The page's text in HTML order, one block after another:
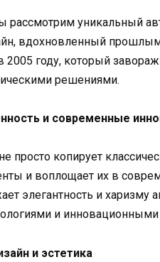
рассмотрим уникальный
вдохновленный
2005 году, который
решениями.
и современные
просто копирует
и воплощает их в
элегантность и
и
и эстетика